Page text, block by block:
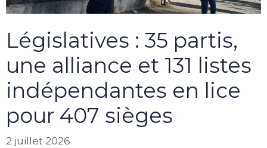
Législatives : 35 partis,
une alliance et 131 listes
indépendantes en lice
pour 407 sièges
2 juillet 2026